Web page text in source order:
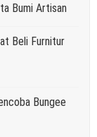
Bumi Artisan
Beli Furnitur
Bungee